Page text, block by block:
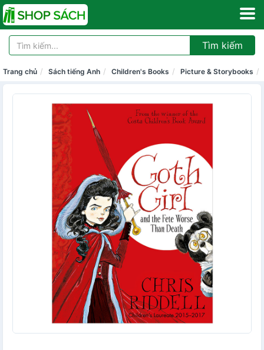
Tìm kiếm
Trang chủ Sách tiếng Anh Children's Books Picture & Storybooks